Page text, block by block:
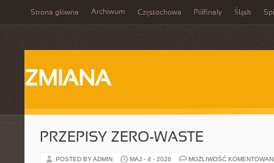
Strona główna Archiwum Częstochowa Półfinały Śląsk
ZMIANA
PRZEPISY ZERO-WASTE
POSTED BY ADMIN MAJ - 4 - 2026 MOŻLIWOŚĆ